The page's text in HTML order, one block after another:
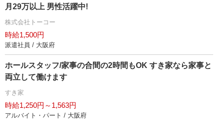
月29万以上 男性活躍中!
株式会社トーコー
時給1,500円
派遣社員 / 大阪府
ホールスタッフ/家事の合間の2時間もOK すき家なら家事と
両立して働けます
すき家
時給1,250円～1,563円
アルバイト・パート / 大阪府